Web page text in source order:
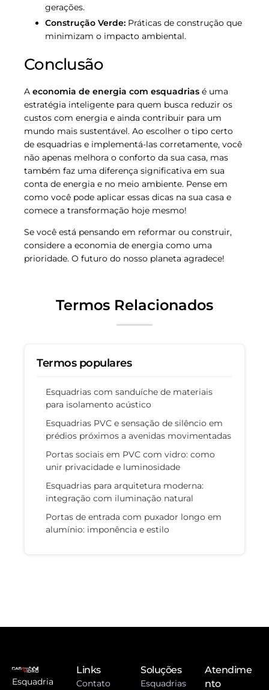
gerações.
Construção Verde: Práticas de construção que
minimizam o impacto ambiental.
Conclusão
A economia de energia com esquadrias é uma
estratégia inteligente para quem busca reduzir os
custos com energia e ainda contribuir para um
mundo mais sustentável. Ao escolher o tipo certo
de esquadrias e implementá-las corretamente, você
não apenas melhora o conforto da sua casa, mas
também faz uma diferença significativa em sua
conta de energia e no meio ambiente. Pense em
como você pode aplicar essas dicas na sua casa e
comece a transformação hoje mesmo!
Se você está pensando em reformar ou construir,
considere a economia de energia como uma
prioridade. O futuro do nosso planeta agradece!
Termos Relacionados
Termos populares
Esquadrias com sanduíche de materiais
para isolamento acústico
Esquadrias PVC e sensação de silêncio em
prédios próximos a avenidas movimentadas
Portas sociais em PVC com vidro: como
unir privacidade e luminosidade
Esquadrias para arquitetura moderna:
integração com iluminação natural
Portas de entrada com puxador longo em
alumínio: imponência e estilo
Esquadria
Links
Contato
Soluções
Esquadrias
Atendime
nto